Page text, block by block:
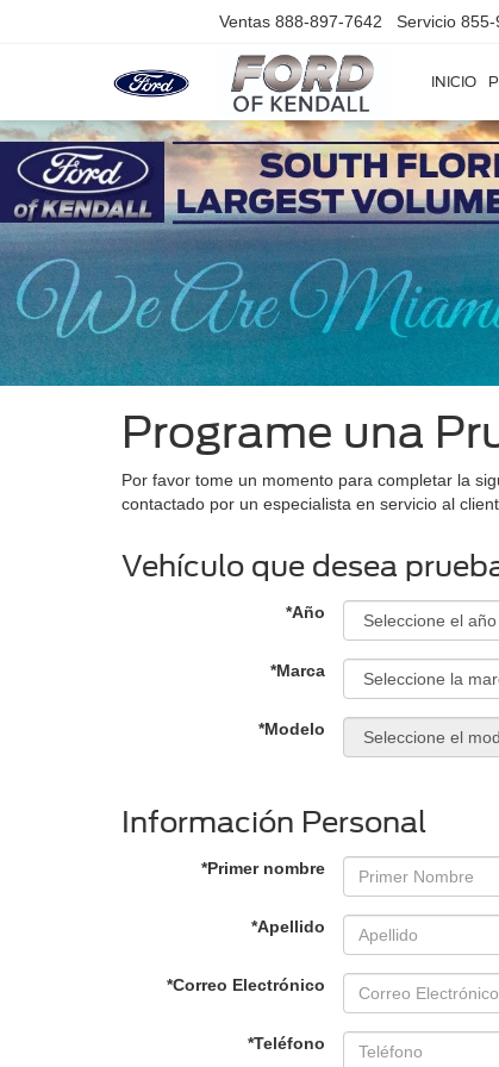
Ventas 888-897-7642 Servicio 855-
INICIO
Programe una
Por favor tome un momento para completar la
contactado por un especialista en servicio al
Vehículo que desea
*Año
*Marca
*Modelo
Información Personal
*Primer nombre
*Apellido
*Correo Electrónico
*Teléfono